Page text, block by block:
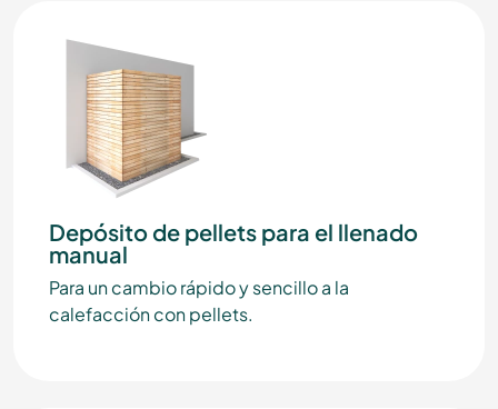
Depósito de pellets para el llenado
manual
Para un cambio rápido y sencillo a la
calefacción con pellets.